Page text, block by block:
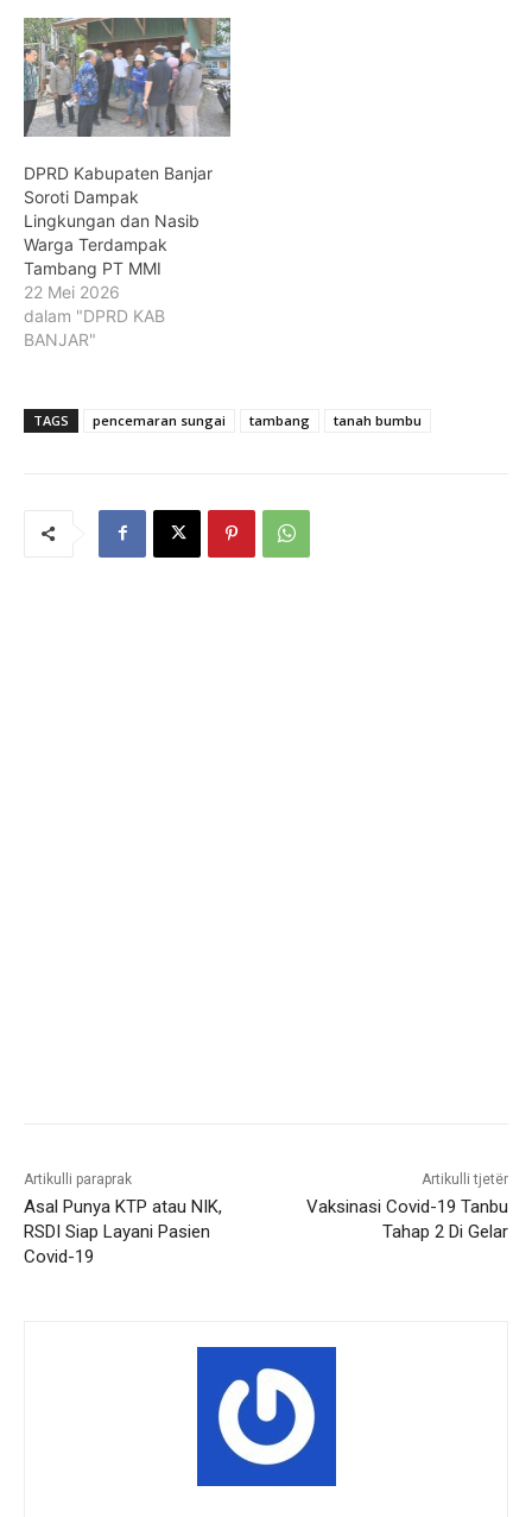
DPRD Kabupaten Banjar
Soroti Dampak
Lingkungan dan Nasib
Warga Terdampak
Tambang PT MMI
22 Mei 2026
dalam "DPRD KAB
BANJAR"
TAGS pencemaran sungai tambang tanah bumbu
Artikulli paraprak
Asal Punya KTP atau NIK,
RSDI Siap Layani Pasien
Covid-19
Artikulli tjetër
Vaksinasi Covid-19 Tanbu
Tahap 2 Di Gelar